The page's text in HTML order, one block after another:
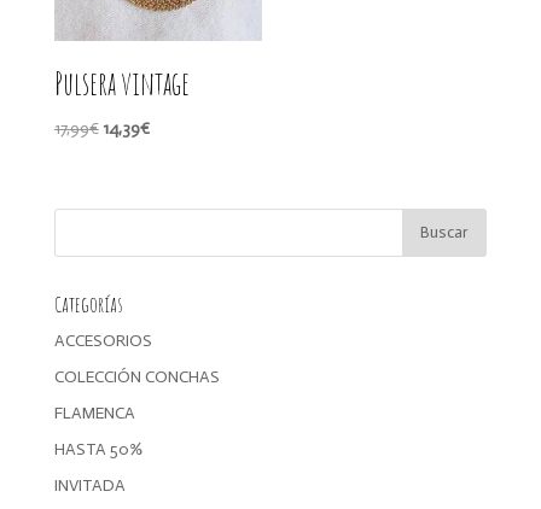
Pulsera vintage
17,99€El
era:
14,39€El
es:
Categorías
ACCESORIOS
COLECCIÓN CONCHAS
FLAMENCA
HASTA 50%
INVITADA